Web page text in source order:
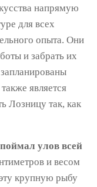
напрямую
для всех
опыта. Они
и забрать их
является
Лозницу так, как
улов всей
и весом
крупную рыбу